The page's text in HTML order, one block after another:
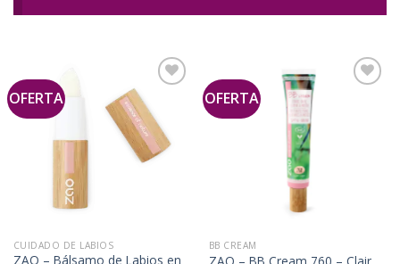
OFERTA
Añadir
a la
lista de
deseos
CUIDADO DE LABIOS
ZAO – Bálsamo de Labios en
OFERTA
BB CREAM